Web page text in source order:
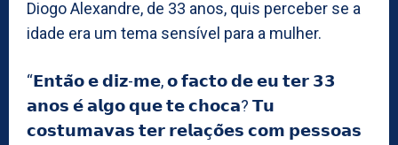
Diogo Alexandre, de 33 anos, quis perceber se a
idade era um tema sensível para a mulher.
“𝗘𝗻𝘁𝗮̃𝗼 𝗲 𝗱𝗶𝘇-𝗺𝗲, 𝗼 𝗳𝗮𝗰𝘁𝗼 𝗱𝗲 𝗲𝘂 𝘁𝗲𝗿 𝟯𝟯
𝗮𝗻𝗼𝘀 𝗲́ 𝗮𝗹𝗴𝗼 𝗾𝘂𝗲 𝘁𝗲 𝗰𝗵𝗼𝗰𝗮? 𝗧𝘂
𝗰𝗼𝘀𝘁𝘂𝗺𝗮𝘃𝗮𝘀 𝘁𝗲𝗿 𝗿𝗲𝗹𝗮𝗰̧𝗼̃𝗲𝘀 𝗰𝗼𝗺 𝗽𝗲𝘀𝘀𝗼𝗮𝘀